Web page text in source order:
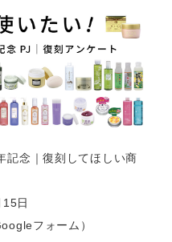
記念｜復刻してほしい商
日
フォーム）